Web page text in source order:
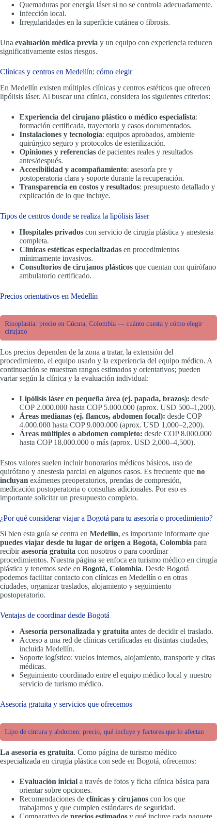
Quemaduras por energía láser si no se controla adecuadamente.
Infección local.
Irregularidades en la superficie cutánea o fibrosis.
Una evaluación médica previa y un equipo con experiencia reducen
significativamente estos riesgos.
Clínicas y centros en Medellín: cómo elegir
En Medellín existen múltiples clínicas y centros estéticos que ofrecen
lipólisis láser. Al buscar una clínica, considera los siguientes criterios:
Experiencia del cirujano plástico o médico especialista:
formación certificada, trayectoria y casos documentados.
Instalaciones y tecnología: equipos aprobados, ambiente
quirúrgico seguro y protocolos de esterilización.
Opiniones y referencias de pacientes reales y resultados
antes/después.
Accesibilidad y acompañamiento: asesoría pre y
postoperatoria clara y soporte durante la recuperación.
Transparencia en costos y resultados: presupuesto detallado y
explicación de lo que incluye.
Tipos de centros donde se realiza la lipólisis láser
Hospitales privados con servicio de cirugía plástica y anestesia
completa.
Clínicas estéticas especializadas en procedimientos
mínimamente invasivos.
Consultorios de cirujanos plásticos que cuentan con quirófano
ambulatorio certificado.
Precios orientativos en Medellín
Rinoplastia: precio en Cúcuta, Colombia — cuánto cuesta y cómo elegir
cirujano
Los precios dependen de la zona a tratar, la extensión del
procedimiento, el equipo usado y la experiencia del equipo médico. A
continuación se muestran rangos estimados y orientativos; pueden
variar según la clínica y la evaluación individual:
Lipólisis láser en pequeña área (ej. papada, brazos): desde
COP 2.000.000 hasta COP 5.000.000 (aprox. USD 500–1,200).
Áreas medianas (ej. flancos, abdomen focal): desde COP
4.000.000 hasta COP 9.000.000 (aprox. USD 1,000–2,200).
Áreas múltiples o abdomen completo: desde COP 8.000.000
hasta COP 18.000.000 o más (aprox. USD 2,000–4,500).
Estos valores suelen incluir honorarios médicos básicos, uso de
quirófano y anestesia parcial en algunos casos. Es frecuente que no
incluyan exámenes preoperatorios, prendas de compresión,
medicación postoperatoria o consultas adicionales. Por eso es
importante solicitar un presupuesto completo.
¿Por qué considerar viajar a Bogotá para tu asesoría o procedimiento?
Si bien esta guía se centra en Medellín, es importante informarte que
puedes viajar desde tu lugar de origen a Bogotá, Colombia para
recibirasesoría gratuita con nosotros o para coordinar
procedimientos. Nuestra página se enfoca en turismo médico en cirugía
plástica y tenemos sede en Bogotá, Colombia. Desde Bogotá
podemos facilitar contacto con clínicas en Medellín o en otras
ciudades, organizar traslados, alojamiento y seguimiento
postoperatorio.
Ventajas de coordinar desde Bogotá
Asesoría personalizada y gratuita antes de decidir el traslado.
Acceso a una red de clínicas certificadas en distintas ciudades,
incluida Medellín.
Soporte logístico: vuelos internos, alojamiento, transporte y citas
médicas.
Seguimiento coordinado entre el equipo médico local y nuestro
servicio de turismo médico.
Asesoría gratuita y servicios que ofrecemos
Lipo de cintura y abdomen: precio, qué incluye y factores que lo afectan
La asesoría es gratuita. Como página de turismo médico
especializada en cirugía plástica con sede en Bogotá, ofrecemos:
Evaluación inicial a través de fotos y ficha clínica básica para
orientar sobre opciones.
Recomendaciones de clínicas y cirujanos con los que
trabajamos y que cumplen estándares de seguridad.
Comparativo de precios estimados y qué incluye cada paquete.